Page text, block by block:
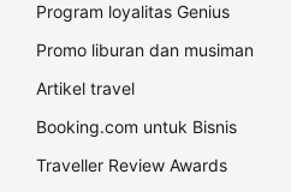
Program loyalitas Genius
Promo liburan dan musiman
Artikel travel
Booking.com untuk Bisnis
Traveller Review Awards